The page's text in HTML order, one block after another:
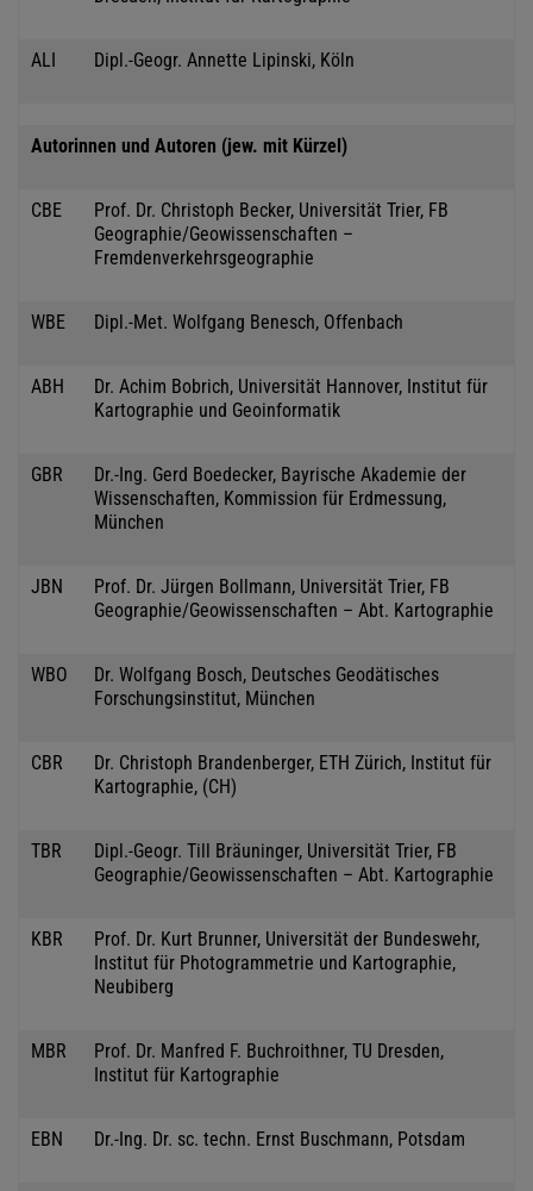
ALI Dipl.-Geogr. Annette Lipinski, Köln
Autorinnen und Autoren (jew. mit Kürzel)
CBE
Prof. Dr. Christoph Becker, Universität Trier, FB
Geographie/Geowissenschaften –
Fremdenverkehrsgeographie
WBE Dipl.-Met. Wolfgang Benesch, Offenbach
ABH
Dr. Achim Bobrich, Universität Hannover, Institut für
Kartographie und Geoinformatik
GBR
Dr.-Ing. Gerd Boedecker, Bayrische Akademie der
Wissenschaften, Kommission für Erdmessung,
München
JBN
Prof. Dr. Jürgen Bollmann, Universität Trier, FB
Geographie/Geowissenschaften – Abt. Kartographie
WBO
Dr. Wolfgang Bosch, Deutsches Geodätisches
Forschungsinstitut, München
CBR
Dr. Christoph Brandenberger, ETH Zürich, Institut für
Kartographie, (CH)
TBR
Dipl.-Geogr. Till Bräuninger, Universität Trier, FB
Geographie/Geowissenschaften – Abt. Kartographie
KBR
Prof. Dr. Kurt Brunner, Universität der Bundeswehr,
Institut für Photogrammetrie und Kartographie,
Neubiberg
MBR
Prof. Dr. Manfred F. Buchroithner, TU Dresden,
Institut für Kartographie
EBN Dr.-Ing. Dr. sc. techn. Ernst Buschmann, Potsdam